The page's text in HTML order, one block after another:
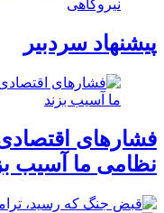
نیروگاهی
پیشنهاد سردبیر
فشارهای
نظامی ما آسیب